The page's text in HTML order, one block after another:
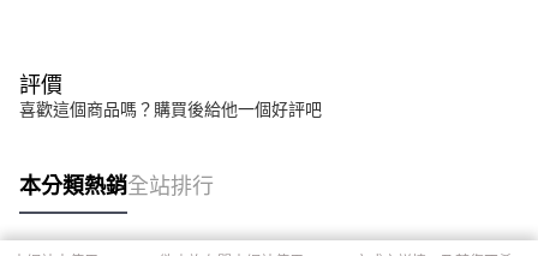
評價
喜歡這個商品嗎？購買後給他一個好評吧
本分類熱銷全站排行